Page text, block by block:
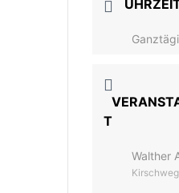
T
Walther